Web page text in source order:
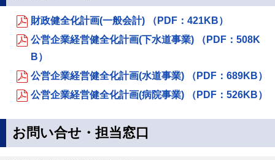
財政健全化計画(一般会計) （PDF：421KB）
公営企業経営健全化計画(下水道事業) （PDF：508K
B）
公営企業経営健全化計画(水道事業) （PDF：689KB）
公営企業経営健全化計画(病院事業) （PDF：526KB）
お問い合せ・担当窓口